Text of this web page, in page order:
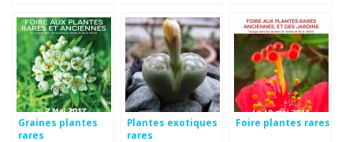
Graines plantes
rares
Plantes exotiques
rares
Foire plantes rares